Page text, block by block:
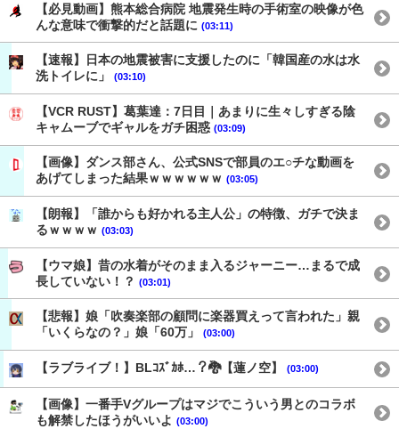
【必見動画】熊本総合病院 地震発生時の手術室の映像が色
んな意味で衝撃的だと話題に (03:11)
【速報】日本の地震被害に支援したのに「韓国産の水は水
洗トイレに」
(03:10)
【VCR RUST】葛葉達：7日目｜あまりに生々しすぎる陰
キャムーブでギャルをガチ困惑 (03:09)
【画像】ダンス部さん、公式SNSで部員のエ○チな動画を
あげてしまった結果ｗｗｗｗｗｗ (03:05)
【朗報】「誰からも好かれる主人公」の特徴、ガチで決ま
るｗｗｗｗ (03:03)
【ウマ娘】昔の水着がそのまま入るジャーニー…まるで成
長していない！？ (03:01)
【悲報】娘「吹奏楽部の顧問に楽器買えって言われた」親
「いくらなの？」娘「60万」
(03:00)
【ラブライブ！】BLｺｽﾞｶﾎ…？🐉【蓮ノ空】 (03:00)
【画像】一番手Vグループはマジでこういう男とのコラボ
も解禁したほうがいいよ (03:00)